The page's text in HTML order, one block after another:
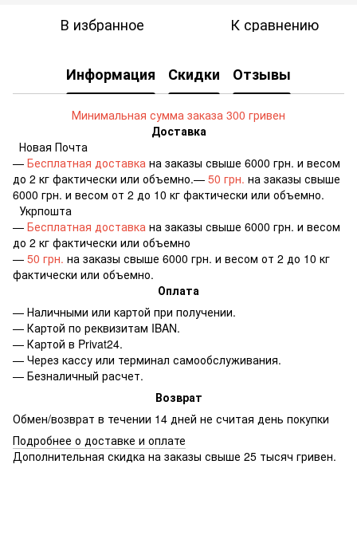
В избранное К сравнению
Информация Скидки Отзывы
Минимальная сумма заказа 300 гривен
Доставка
Новая Почта
— Бесплатная доставка на заказы свыше 6000 грн. и весом
до 2 кг фактически или объемно.— 50 грн. на заказы свыше
6000 грн. и весом от 2 до 10 кг фактически или объемно.
Укрпошта
— Бесплатная доставка на заказы свыше 6000 грн. и весом
до 2 кг фактически или объемно
— 50 грн. на заказы свыше 6000 грн. и весом от 2 до 10 кг
фактически или объемно.
Оплата
— Наличными или картой при получении.
— Картой по реквизитам IBAN.
— Картой в Privat24.
— Через кассу или терминал самообслуживания.
— Безналичный расчет.
Возврат
Обмен/возврат в течении 14 дней не считая день покупки
Подробнее о доставке и оплате
Дополнительная скидка на заказы свыше 25 тысяч гривен.